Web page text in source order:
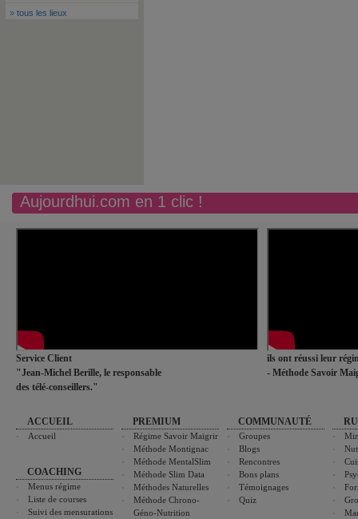
» tous les lieux
Aujourdhui.com en 1 clic !
Service Client
"Jean-Michel Berille, le responsable
des télé-conseillers."
ils ont réussi leur
- Méthode Savoir
ACCUEIL
Accueil
COACHING
Menus régime
Liste de courses
Suivi des mensurations
PREMIUM
Régime Savoir Maigrir
Méthode Montignac
Méthode MentalSlim
Méthode Slim Data
Méthodes Naturelles
Méthode Chrono-
Géno-Nutrition
COMMUNAUTÉ
Groupes
Blogs
Rencontres
Bons plans
Témoignages
Quiz